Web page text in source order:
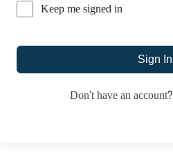
Keep me signed in
Sign In
Don't have an account?